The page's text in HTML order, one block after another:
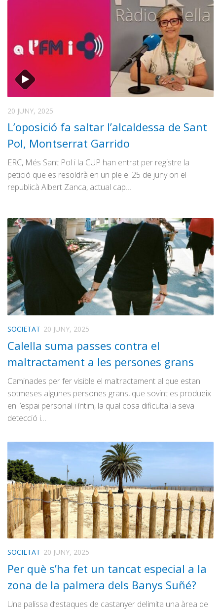
20 JUNY, 2025
L’oposició fa saltar l’alcaldessa de Sant
Pol, Montserrat Garrido
ERC, Més Sant Pol i la CUP han entrat per registre la
petició que es resoldrà en un ple el 25 de juny on el
republicà Albert Zanca, actual cap…
SOCIETAT 20 JUNY, 2025
Calella suma passes contra el
maltractament a les persones grans
Caminades per fer visible el maltractament al que estan
sotmeses algunes persones grans, que sovint es produeix
en l’espai personal i íntim, la qual cosa dificulta la seva
detecció i…
SOCIETAT 20 JUNY, 2025
Per què s’ha fet un tancat especial a la
zona de la palmera dels Banys Suñé?
Una palissa d’estaques de castanyer delimita una àrea de